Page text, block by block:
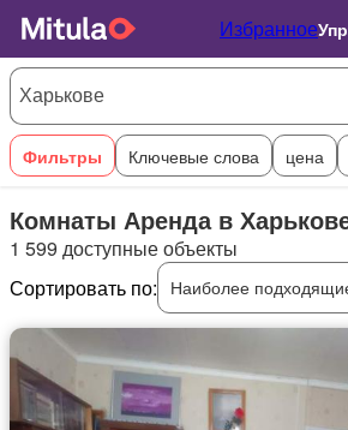
Избранное
Фильтры Ключевые слова цена
Комнаты Аренда в
1 599 доступные объекты
Сортировать по:
Наиболее